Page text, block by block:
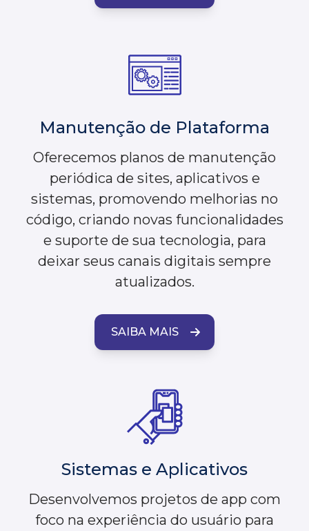
Manutenção de Plataforma
Oferecemos planos de manutenção
periódica de sites, aplicativos e
sistemas, promovendo melhorias no
código, criando novas funcionalidades
e suporte de sua tecnologia, para
deixar seus canais digitais sempre
atualizados.
SAIBA MAIS
Sistemas e Aplicativos
Desenvolvemos projetos de app com
foco na experiência do usuário para